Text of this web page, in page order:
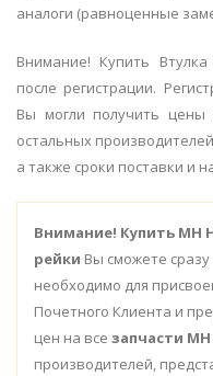
аналоги (равноценные
Внимание! Купить
после регистрации.
Вы могли получить
остальных
а также сроки поставки и
Внимание! Купить MH
рейки Вы сможете
необходимо для
Почетного Клиента и
цен на все запчасти MH
производителей,